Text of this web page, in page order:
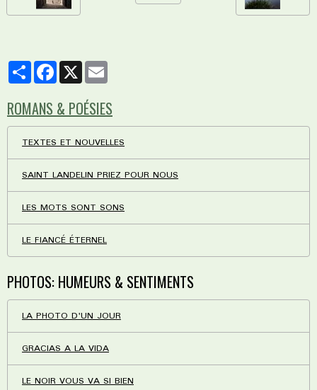
PartagerFacebook
X
ROMANS & POÉSIES
TEXTES ET NOUVELLES
SAINT LANDELIN PRIEZ POUR NOUS
LES MOTS SONT SONS
LE FIANCÉ ÉTERNEL
PHOTOS: HUMEURS & SENTIMENTS
LA PHOTO D'UN JOUR
GRACIAS A LA VIDA
LE NOIR VOUS VA SI BIEN